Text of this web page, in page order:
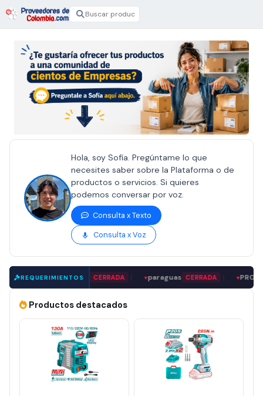
Hola, soy Sofía. Pregúntame lo que
necesites saber sobre la Plataforma o de
productos o servicios. Si quieres
podemos conversar por voz.
Consulta x Texto
Consulta x Voz
REQUERIMIENTOS
DE MADERA CERRADA | ▼paraguas CERRADA | ▼PROVEEDOR
Productos destacados